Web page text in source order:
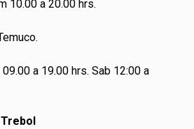
10.00 a 20.00 hrs.
a 19.00 hrs. Sab 12:00 a